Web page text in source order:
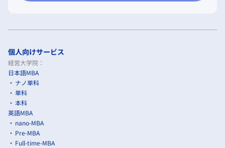
個人向けサービス
経営大学院：
日本語MBA
ナノ単科
単科
本科
英語MBA
nano-MBA
Pre-MBA
Full-time-MBA